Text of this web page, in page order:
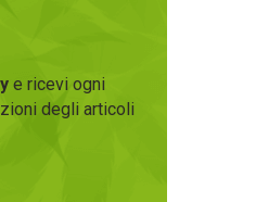
e ricevi ogni
degli articoli